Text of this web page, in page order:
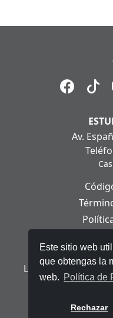
Este sitio web
que obtengas la
web. Política de
Rechazar
Av.
Ley Orgánica de
© 2025 Telerama -